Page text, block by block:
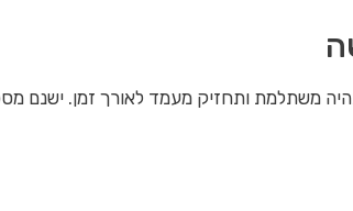
משתלמת ותחזיק מעמד לאורך זמן. ישנם